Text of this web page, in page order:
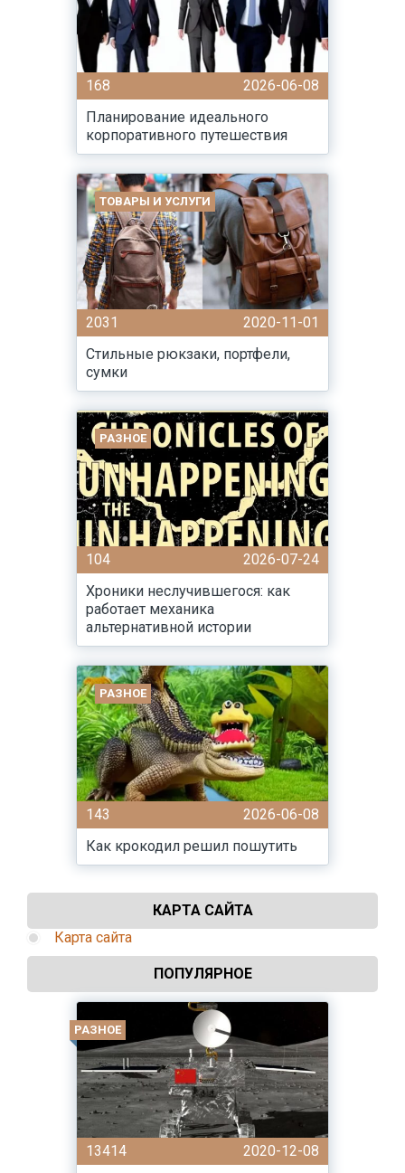
168
2026-06-08
Планирование идеального
корпоративного путешествия
ТОВАРЫ И УСЛУГИ
2031
2020-11-01
Стильные рюкзаки, портфели,
сумки
РАЗНОЕ
104
2026-07-24
Хроники неслучившегося: как
работает механика
альтернативной истории
РАЗНОЕ
143
2026-06-08
Как крокодил решил пошутить
КАРТА САЙТА
Карта сайта
ПОПУЛЯРНОЕ
РАЗНОЕ
13414
2020-12-08